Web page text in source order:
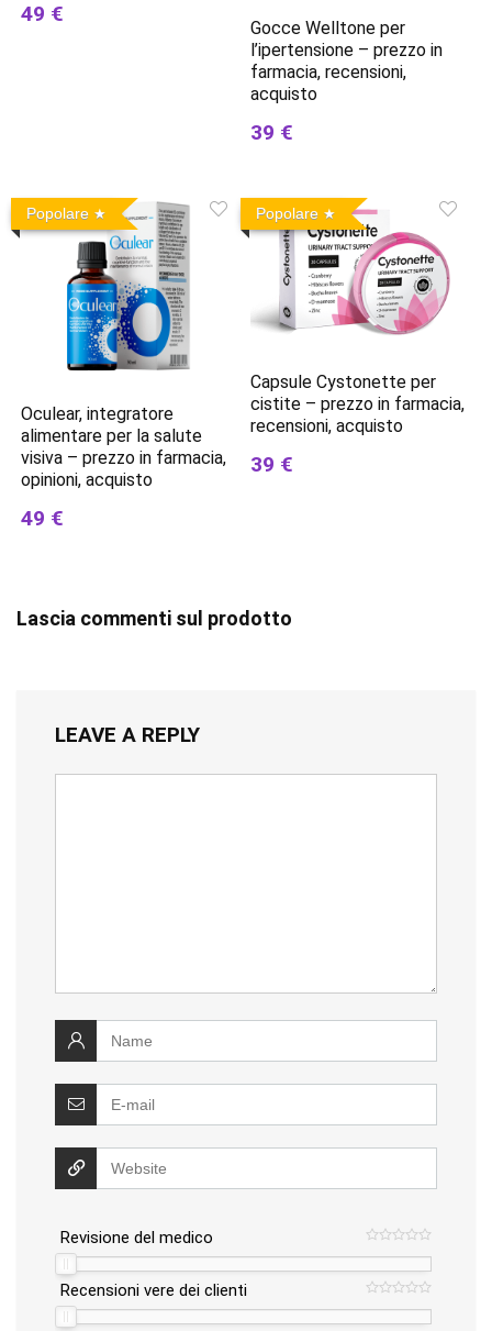
49 €
Gocce Welltone per
l’ipertensione – prezzo in
farmacia, recensioni,
acquisto
39 €
Popolare
Oculear, integratore
alimentare per la salute
visiva – prezzo in farmacia,
opinioni, acquisto
49 €
Popolare
Capsule Cystonette per
cistite – prezzo in farmacia,
recensioni, acquisto
39 €
Lascia commenti sul prodotto
LEAVE A REPLY
Revisione del medico
Recensioni vere dei clienti